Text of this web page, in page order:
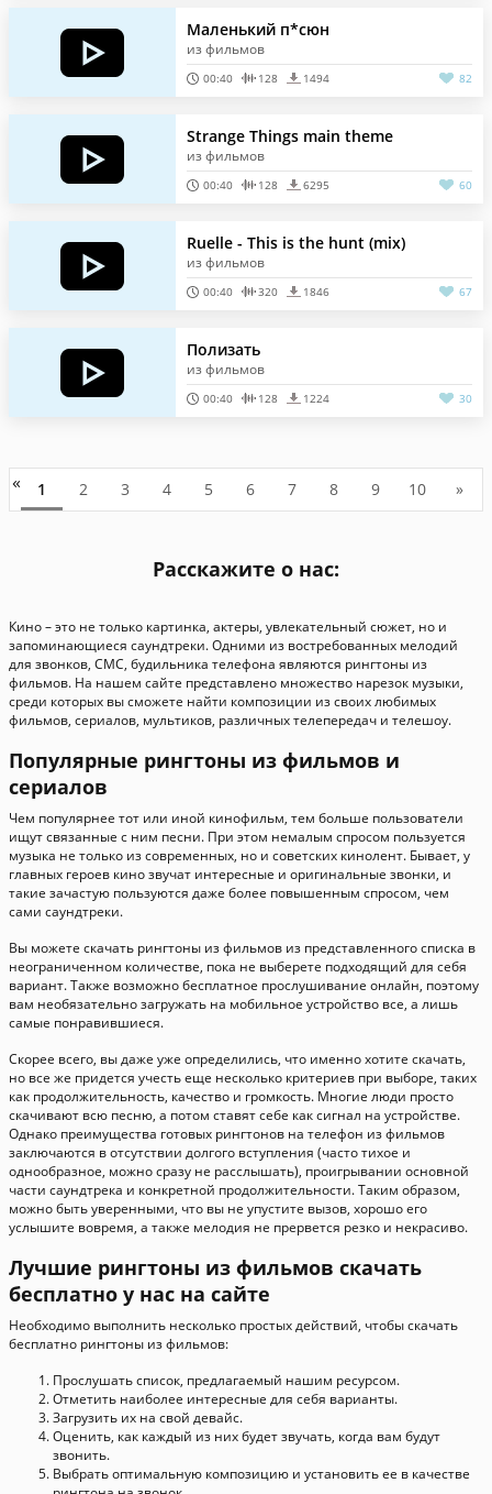
Маленький п*сюн
из фильмов
00:40 128 1494 82
Strange Things main theme
из фильмов
00:40 128 6295 60
Ruelle - This is the hunt (mix)
из фильмов
00:40 320 1846 67
Полизать
из фильмов
00:40 128 1224 30
« 1 2 3 4 5 6 7 8 9 10 »
Расскажите о нас:
Кино – это не только картинка, актеры, увлекательный сюжет, но и
запоминающиеся саундтреки. Одними из востребованных мелодий
для звонков, СМС, будильника телефона являются рингтоны из
фильмов. На нашем сайте представлено множество нарезок музыки,
среди которых вы сможете найти композиции из своих любимых
фильмов, сериалов, мультиков, различных телепередач и телешоу.
Популярные рингтоны из фильмов и
сериалов
Чем популярнее тот или иной кинофильм, тем больше пользователи
ищут связанные с ним песни. При этом немалым спросом пользуется
музыка не только из современных, но и советских кинолент. Бывает, у
главных героев кино звучат интересные и оригинальные звонки, и
такие зачастую пользуются даже более повышенным спросом, чем
сами саундтреки.
Вы можете скачать рингтоны из фильмов из представленного списка в
неограниченном количестве, пока не выберете подходящий для себя
вариант. Также возможно бесплатное прослушивание онлайн, поэтому
вам необязательно загружать на мобильное устройство все, а лишь
самые понравившиеся.
Скорее всего, вы даже уже определились, что именно хотите скачать,
но все же придется учесть еще несколько критериев при выборе, таких
как продолжительность, качество и громкость. Многие люди просто
скачивают всю песню, а потом ставят себе как сигнал на устройстве.
Однако преимущества готовых рингтонов на телефон из фильмов
заключаются в отсутствии долгого вступления (часто тихое и
однообразное, можно сразу не расслышать), проигрывании основной
части саундтрека и конкретной продолжительности. Таким образом,
можно быть уверенными, что вы не упустите вызов, хорошо его
услышите вовремя, а также мелодия не прервется резко и некрасиво.
Лучшие рингтоны из фильмов скачать
бесплатно у нас на сайте
Необходимо выполнить несколько простых действий, чтобы скачать
бесплатно рингтоны из фильмов:
Прослушать список, предлагаемый нашим ресурсом.
Отметить наиболее интересные для себя варианты.
Загрузить их на свой девайс.
Оценить, как каждый из них будет звучать, когда вам будут
звонить.
Выбрать оптимальную композицию и установить ее в качестве